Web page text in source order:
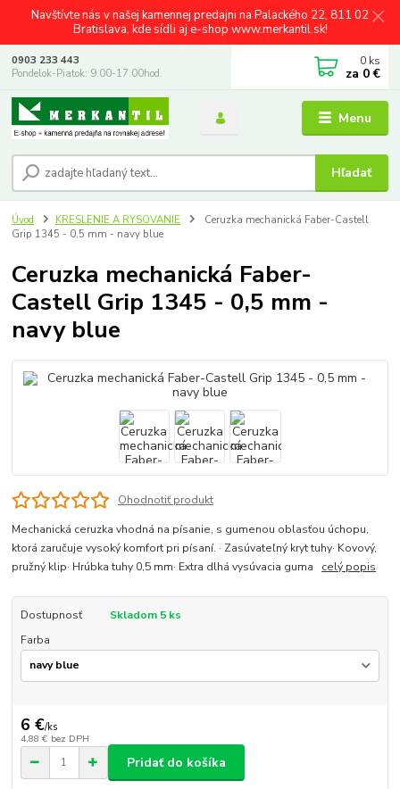
Navštívte nás v našej kamennej predajni na Palackého 22, 811 02
Bratislava, kde sídli aj e-shop www.merkantil.sk!
Menu
Hľadať
0903 233 443
Pondelok-Piatok: 9.00-17.00hod.
0 ks
za 0 €
Úvod KRESLENIE A RYSOVANIE
Ceruzka mechanická Faber-Castell
Grip 1345 - 0,5 mm - navy blue
Ceruzka mechanická Faber-
Castell Grip 1345 - 0,5 mm -
navy blue
Ohodnotiť produkt
Mechanická ceruzka vhodná na písanie, s gumenou oblasťou úchopu,
ktorá zaručuje vysoký komfort pri písaní. · Zasúvateľný kryt tuhy· Kovový,
pružný klip· Hrúbka tuhy 0,5 mm· Extra dlhá vysúvacia guma celý popis
Dostupnosť
Skladom 5 ks
Farba
6 €/ks
4,88 € bez DPH
Pridať do košíka